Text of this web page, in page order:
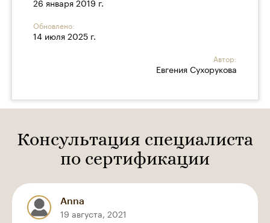
26 января 2019 г.
Обновлено:
14 июля 2025 г.
Автор:
Евгения Сухорукова
Консультация специалиста
по сертификации
Anna
19 августа, 2021